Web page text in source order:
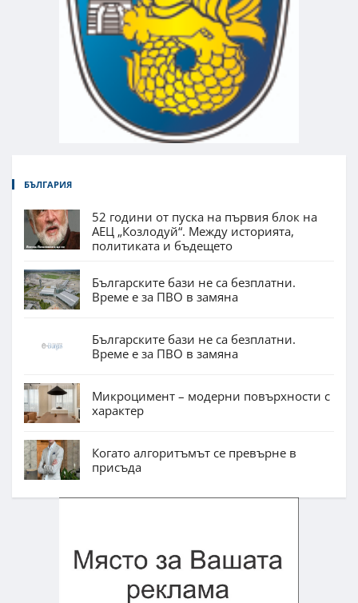
БЪЛГАРИЯ
52 години от пуска на първия блок на
АЕЦ „Козлодуй“. Между историята,
политиката и бъдещето
Българските бази не са безплатни.
Време е за ПВО в замяна
Българските бази не са безплатни.
Време е за ПВО в замяна
Микроцимент – модерни повърхности с
характер
Когато алгоритъмът се превърне в
присъда